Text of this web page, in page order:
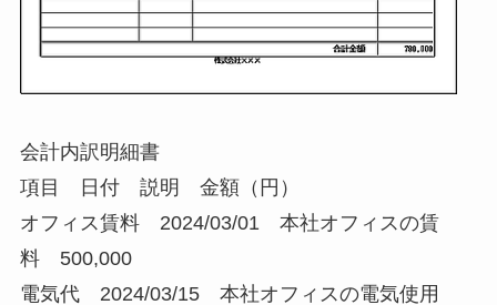
会計内訳明細書
項目 日付 説明 金額（円）
オフィス賃料 2024/03/01 本社オフィスの賃
料 500,000
電気代 2024/03/15 本社オフィスの電気使用